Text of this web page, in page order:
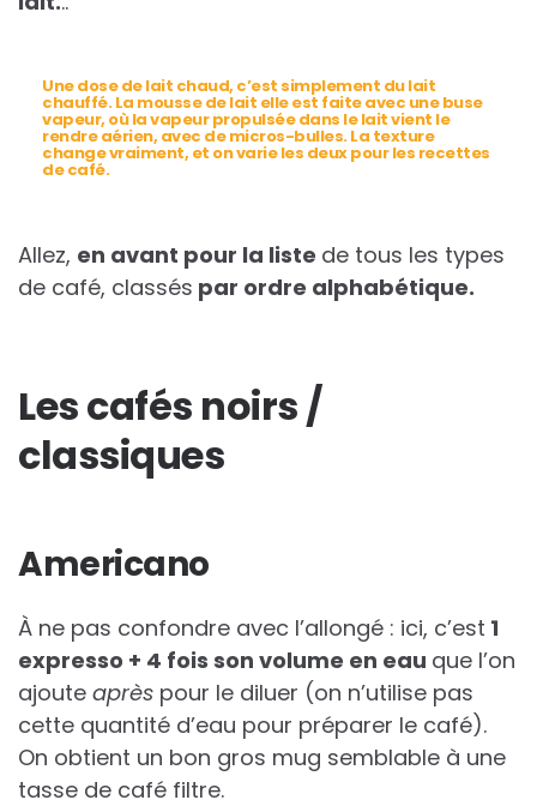
Une dose de lait chaud, c’est simplement du lait
chauffé. La mousse de lait elle est faite avec une buse
vapeur, où la vapeur propulsée dans le lait vient le
rendre aérien, avec de micros-bulles. La texture
change vraiment, et on varie les deux pour les recettes
de café.
Allez, en avant pour la liste de tous les types
de café, classés par ordre alphabétique.
Les cafés noirs /
classiques
Americano
À ne pas confondre avec l’allongé : ici, c’est 1
expresso + 4 fois son volume en eau que l’on
ajoute après pour le diluer (on n’utilise pas
cette quantité d’eau pour préparer le café).
On obtient un bon gros mug semblable à une
tasse de café filtre.